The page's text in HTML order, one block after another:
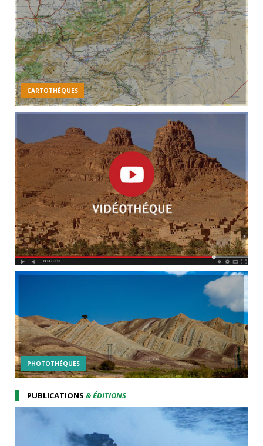
CARTOTHÉQUES
PHOTOTHÉQUES
PUBLICATIONS& ÉDITIONS